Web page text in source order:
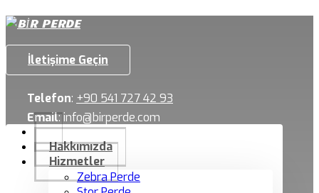
İletişime Geçin
Telefon: +90 541 727 42 93
Email:info@birperde.com
Hakkımızda
Hizmetler
Zebra Perde